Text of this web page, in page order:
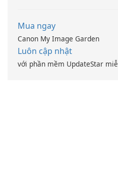
Mua ngay
Canon My Image Garden
Luôn cập nhật
với phần mềm UpdateStar